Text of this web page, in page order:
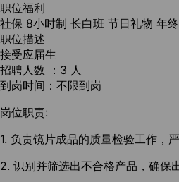
职位福利
社保 8小时制 长白班 节日礼物 年
职位描述
接受应届生
招聘人数 ：3 人
到岗时间：不限到岗
岗位职责:
1. 负责镜片成品的质量检验工作，
2. 识别并筛选出不合格产品，确保